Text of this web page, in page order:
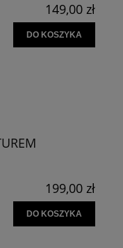
149,00 zł
DO KOSZYKA
199,00 zł
DO KOSZYKA